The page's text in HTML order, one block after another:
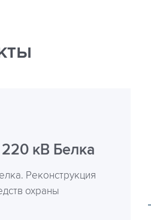
кВ Белка
Реконструкция
охраны